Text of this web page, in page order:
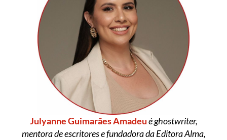
Julyanne Guimarães Amadeué ghostwriter,
mentora de escritores e fundadora da Editora Alma,